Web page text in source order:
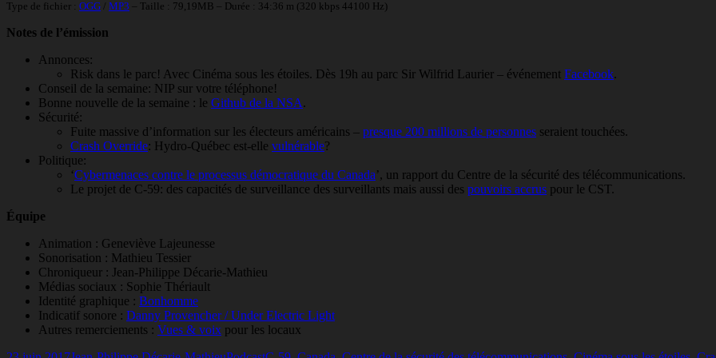
Type de fichier : OGG MP3 – Taille : 79,19MB – Durée : 34:36 m (320 kbps 44100 Hz)
Notes de l’émission
Annonces:
Risk dans le parc! Avec Cinéma sous les étoiles. Dès 19h au parc Sir Wilfrid Laurier – événement Facebook.
Conseil de la semaine: NIP sur votre téléphone!
Bonne nouvelle de la semaine : le Github de la NSA.
Sécurité:
Fuite massive d’information sur les électeurs américains – presque 200 millions de personnes seraient touchées.
Crash Override: Hydro-Québec est-elle vulnérable?
Politique:
‘Cybermenaces contre le processus démocratique du Canada’, un rapport du Centre de la sécurité des télécommunications.
Le projet de C-59: des capacités de surveillance des surveillants mais aussi des pouvoirs accrus pour le CST.
Équipe
Animation : Geneviève Lajeunesse
Sonorisation : Mathieu Tessier
Chroniqueur : Jean-Philippe Décarie-Mathieu
Médias sociaux : Sophie Thériault
Identité graphique : Bonhomme
Indicatif sonore : Danny Provencher / Under Electric Light
Autres remerciements : Vues & voix pour les locaux